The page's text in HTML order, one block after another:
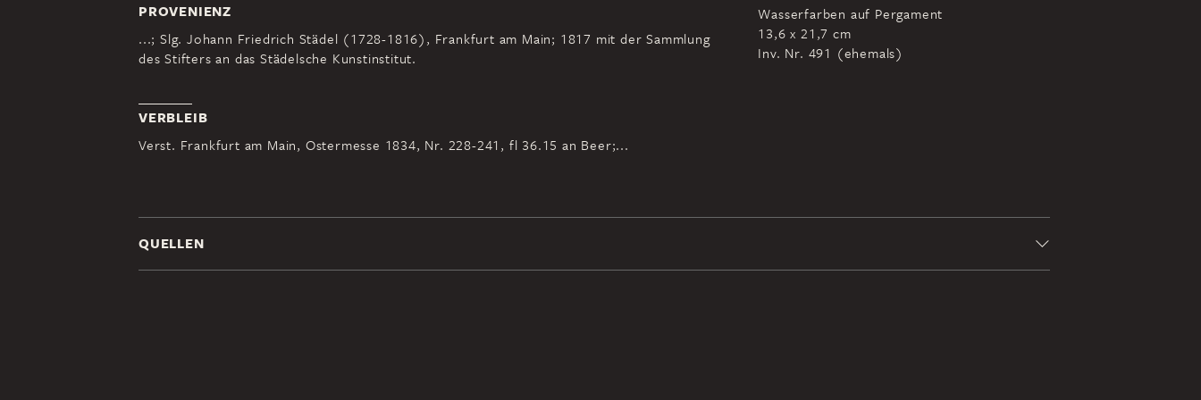
PROVENIENZ
...; Slg. Johann Friedrich Städel (1728-1816), Frankfurt am Main; 1817 mit der Sammlung
des Stifters an das Städelsche Kunstinstitut.
Wasserfarben auf Pergament
13,6 x 21,7 cm
Inv. Nr. 491 (ehemals)
VERBLEIB
Verst. Frankfurt am Main, Ostermesse 1834, Nr. 228-241, fl 36.15 an Beer;...
QUELLEN